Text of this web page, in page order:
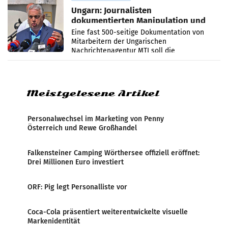
Ungarn: Journalisten
dokumentierten Manipulation und
Zensur
Eine fast 500-seitige Dokumentation von
Mitarbeitern der Ungarischen
Nachrichtenagentur MTI soll die
systematische Nachrichten-Manipulation und
Meistgelesene Artikel
Personalwechsel im Marketing von Penny
Österreich und Rewe Großhandel
Falkensteiner Camping Wörthersee offiziell eröffnet:
Drei Millionen Euro investiert
ORF: Pig legt Personalliste vor
Coca-Cola präsentiert weiterentwickelte visuelle
Markenidentität